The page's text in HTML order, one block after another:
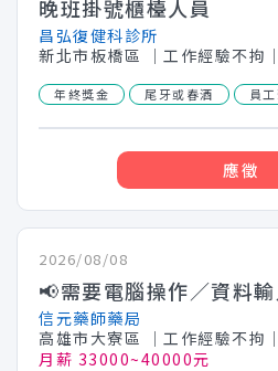
晚班掛號櫃檯人員
昌弘復健科診所
新北市板橋區
│工作經驗不拘│
年終獎金 尾牙或春酒 員
應徵
2026/08/08
信元藥師藥局
高雄市大寮區
│工作經驗不拘│
月薪 33000~40000元